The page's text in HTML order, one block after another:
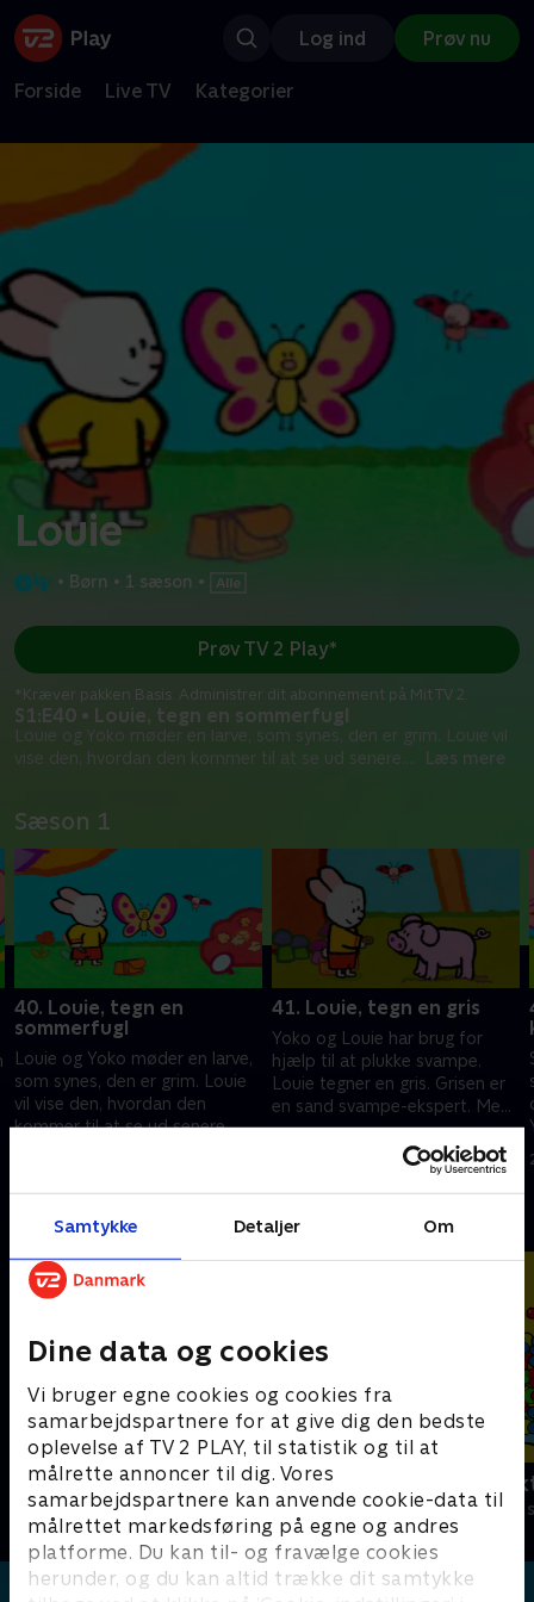
Samtykke Detaljer Om
Dine data og cookies
Vi bruger egne cookies og cookies fra
samarbejdspartnere for at give dig den bedste
oplevelse af TV 2 PLAY, til statistik og til at
målrette annoncer til dig. Vores
samarbejdspartnere kan anvende cookie-data til
målrettet markedsføring på egne og andres
platforme. Du kan til- og fravælge cookies
herunder, og du kan altid trække dit samtykke
Log ind Prøv nu
Forside Live TV Kategorier
Louie
• Børn • 1 sæson •
S1:E40 • Louie, tegn en sommerfugl
Louie og Yoko møder en larve, som synes, den er grim. Louie vil
vise den, hvordan den kommer til at se ud senere.
Læs mere
Prøv TV 2 Play*
*Kræver pakken Basis. Administrer dit abonnement på Mit TV 2.
Sæson 1
40. Louie, tegn en
sommerfugl
Louie og Yoko møder en larve,
som synes, den er grim. Louie
vil vise den, hvordan den
kommer til at se ud senere.
41. Louie, tegn en gris
Yoko og Louie har brug for
hjælp til at plukke svampe.
Louie tegner en gris. Grisen er
en sand svampe-ekspert. Men
den er også grådig!
Andre så også
StoryZoo
Børneserier • 2 sæsoner
Miniteve:
Børneserier • 1